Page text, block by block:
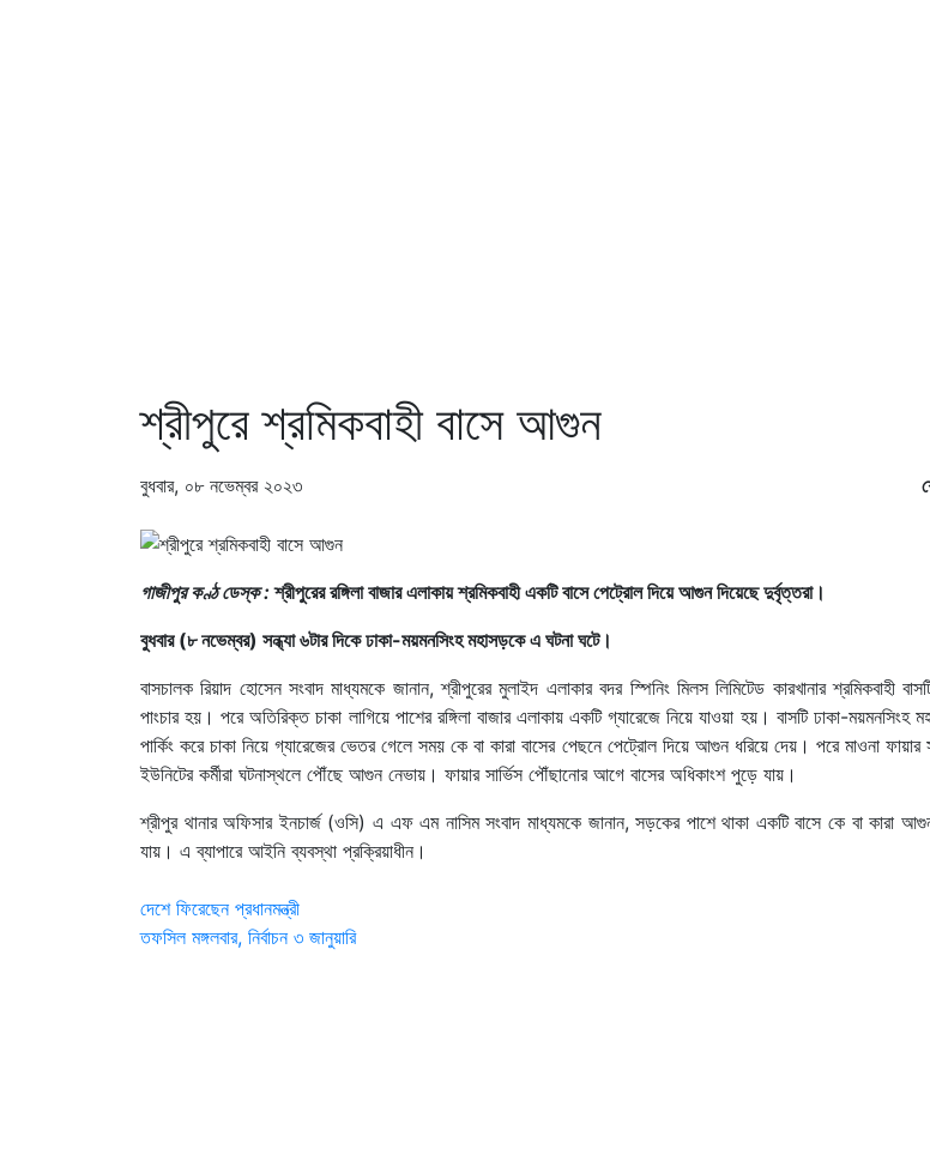
শ্রীপুরে শ্রমিকবাহী বাসে আগুন
বুধবার, ০৮ নভেম্বর ২০২৩
গাজীপুর কণ্ঠ ডেস্ক :শ্রীপুরের রঙ্গিলা বাজার এলাকায় শ্রমিকবাহী একটি বাসে পেট্রোল দিয়ে আগুন দিয়েছে দুর্বৃত্তরা।
বুধবার (৮ নভেম্বর) সন্ধ্যা ৬টার দিকে ঢাকা-ময়মনসিংহ মহাসড়কে এ ঘটনা ঘটে।
বাসচালক রিয়াদ হোসেন সংবাদ মাধ্যমকে জানান, শ্রীপুরের মুলাইদ এলাকার বদর স্পিনিং মিলস লিমিটেড কারখানার শ্রমিকবাহী
পাংচার হয়। পরে অতিরিক্ত চাকা লাগিয়ে পাশের রঙ্গিলা বাজার এলাকায় একটি গ্যারেজে নিয়ে যাওয়া হয়। বাসটি ঢাকা-ময়মনসিংহ
পার্কিং করে চাকা নিয়ে গ্যারেজের ভেতর গেলে সময় কে বা কারা বাসের পেছনে পেট্রোল দিয়ে আগুন ধরিয়ে দেয়। পরে মাওনা ফায়ার
ইউনিটের কর্মীরা ঘটনাস্থলে পৌঁছে আগুন নেভায়। ফায়ার সার্ভিস পৌঁছানোর আগে বাসের অধিকাংশ পুড়ে যায়।
শ্রীপুর থানার অফিসার ইনচার্জ (ওসি) এ এফ এম নাসিম সংবাদ মাধ্যমকে জানান, সড়কের পাশে থাকা একটি বাসে কে বা কারা
যায়। এ ব্যাপারে আইনি ব্যবস্থা প্রক্রিয়াধীন।
Post
navigation
দেশে ফিরেছেন প্রধানমন্ত্রী
তফসিল মঙ্গলবার, নির্বাচন ৩ জানুয়ারি